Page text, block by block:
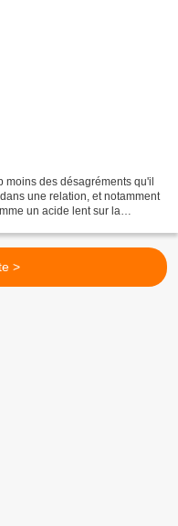
des désagréments qu'il
une relation, et notamment
un acide lent sur la
>